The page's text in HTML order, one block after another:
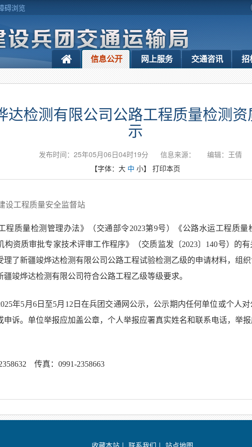
碍浏览
信息公开 网上服务 交通咨讯 招
达检测有限公司公路工程质量检测
示
发布时间：25年05月06日04时19分 信息来源：
编辑：王倩
【字体： 大 中 小】 打印本页
设工程质量安全监督站
程质量检测管理办法》（交通部令2023第9号）《公路水运工程质量
构资质审批专家技术评审工作程序》（交质监发〔2023〕140号）的
理了新疆竣烨达检测有限公司公路工程试验检测乙级的申请材料，组
竣烨达检测有限公司符合公路工程乙级等级要求。
年5月6日至5月12日在兵团交通网公示，公示期内任何单位或个人
申诉。单位举报应加盖公章，个人举报应署真实姓名和联系电话，举
传真：0991-2358663
收藏本站 | 联系我们 | 站点地图